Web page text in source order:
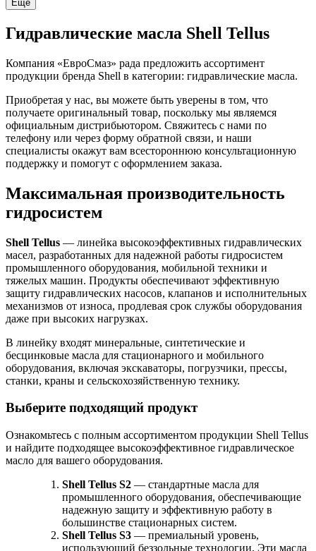
Ещё
Гидравлические масла Shell Tellus
Компания «ЕвроСмаз» рада предложить ассортимент
продукции бренда Shell в категории: гидравлические масла.
Приобретая у нас, вы можете быть уверены в том, что
получаете оригинальный товар, поскольку мы являемся
официальным дистрибьютором. Свяжитесь с нами по
телефону или через форму обратной связи, и наши
специалисты окажут вам всестороннюю консультационную
поддержку и помогут с оформлением заказа.
Максимальная производительность
гидросистем
Shell Tellus — линейка высокоэффективных гидравлических
масел, разработанных для надежной работы гидросистем
промышленного оборудования, мобильной техники и
тяжелых машин. Продукты обеспечивают эффективную
защиту гидравлических насосов, клапанов и исполнительных
механизмов от износа, продлевая срок службы оборудования
даже при высоких нагрузках.
В линейку входят минеральные, синтетические и
бесцинковые масла для стационарного и мобильного
оборудования, включая экскаваторы, погрузчики, прессы,
станки, краны и сельскохозяйственную технику.
Выберите подходящий продукт
Ознакомьтесь с полным ассортиментом продукции Shell Tellus
и найдите подходящее высокоэффективное гидравлическое
масло для вашего оборудования.
Shell Tellus S2 — стандартные масла для
промышленного оборудования, обеспечивающие
надежную защиту и эффективную работу в
большинстве стационарных систем.
Shell Tellus S3 — премиальный уровень,
использующий беззольные технологии. Эти масла